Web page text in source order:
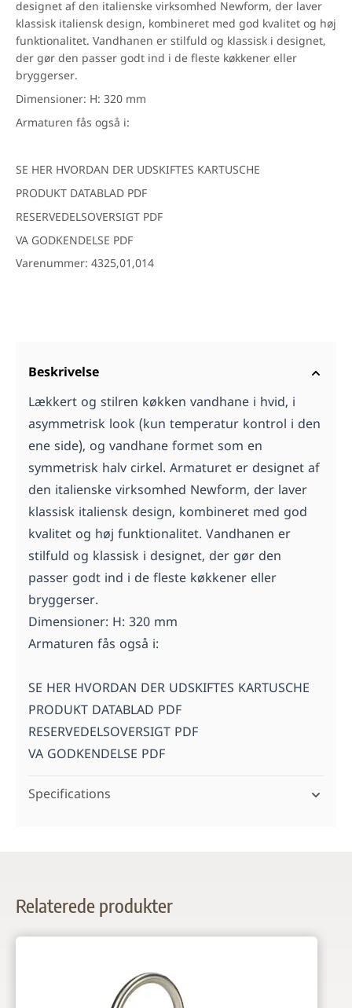
designet af den italienske virksomhed Newform, der laver
klassisk italiensk design, kombineret med god kvalitet og høj
funktionalitet. Vandhanen er stilfuld og klassisk i designet,
der gør den passer godt ind i de fleste køkkener eller
bryggerser.
Dimensioner: H: 320 mm
Armaturen fås også i:
SE HER HVORDAN DER UDSKIFTES KARTUSCHE
PRODUKT DATABLAD PDF
RESERVEDELSOVERSIGT PDF
VA GODKENDELSE PDF
Varenummer: 4325,01,014
Beskrivelse
Lækkert og stilren køkken vandhane i hvid, i
asymmetrisk look (kun temperatur kontrol i den
ene side), og vandhane formet som en
symmetrisk halv cirkel. Armaturet er designet af
den italienske virksomhed Newform, der laver
klassisk italiensk design, kombineret med god
kvalitet og høj funktionalitet. Vandhanen er
stilfuld og klassisk i designet, der gør den
passer godt ind i de fleste køkkener eller
bryggerser.
Dimensioner: H: 320 mm
Armaturen fås også i:
SE HER HVORDAN DER UDSKIFTES KARTUSCHE
PRODUKT DATABLAD PDF
RESERVEDELSOVERSIGT PDF
VA GODKENDELSE PDF
Specifications
Relaterede produkter